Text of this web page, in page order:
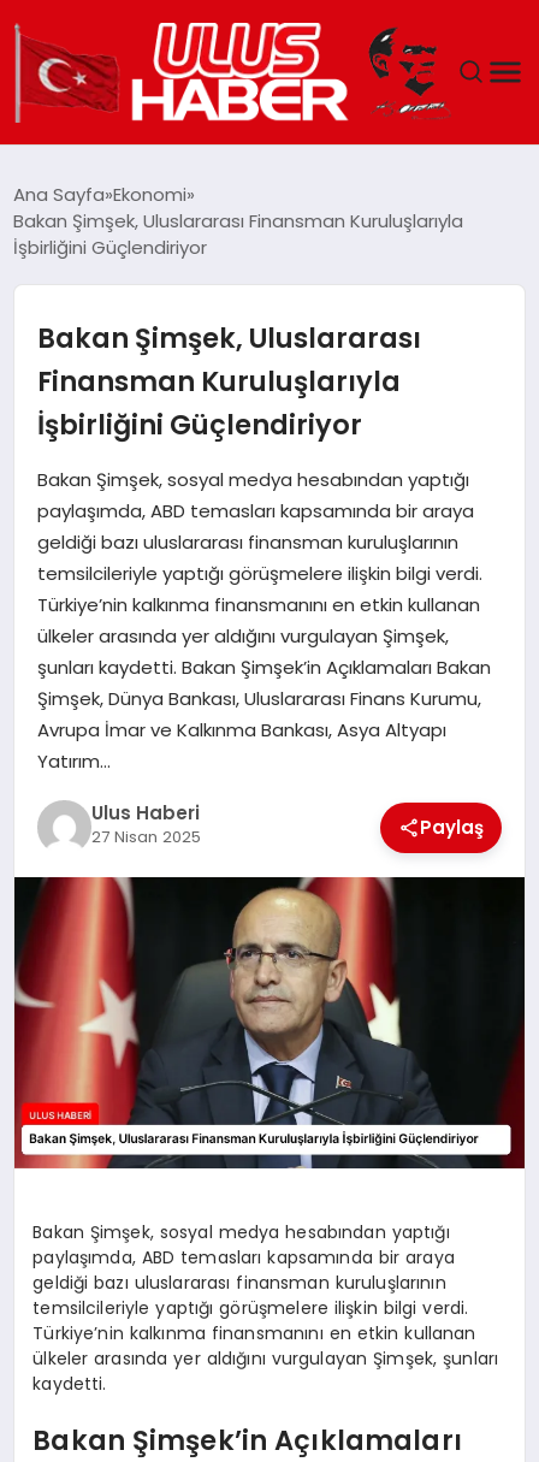
DÜNYA
TEKNOLOJI
EĞITIM
MAGAZIN
SPOR
YAŞAM
Ana Sayfa Ekonomi
Bakan Şimşek, Uluslararası Finansman Kuruluşlarıyla
İşbirliğini Güçlendiriyor
Bakan Şimşek, Uluslararası
Finansman Kuruluşlarıyla
İşbirliğini Güçlendiriyor
Bakan Şimşek, sosyal medya hesabından yaptığı
paylaşımda, ABD temasları kapsamında bir araya
geldiği bazı uluslararası finansman kuruluşlarının
temsilcileriyle yaptığı görüşmelere ilişkin bilgi verdi.
Türkiye’nin kalkınma finansmanını en etkin kullanan
ülkeler arasında yer aldığını vurgulayan Şimşek,
şunları kaydetti. Bakan Şimşek’in Açıklamaları Bakan
Şimşek, Dünya Bankası, Uluslararası Finans Kurumu,
Avrupa İmar ve Kalkınma Bankası, Asya Altyapı
Yatırım…
Ulus Haberi
27 Nisan 2025 Paylaş
Bakan Şimşek, sosyal medya hesabından yaptığı
paylaşımda, ABD temasları kapsamında bir araya
geldiği bazı uluslararası finansman kuruluşlarının
temsilcileriyle yaptığı görüşmelere ilişkin bilgi verdi.
Türkiye’nin kalkınma finansmanını en etkin kullanan
ülkeler arasında yer aldığını vurgulayan Şimşek, şunları
kaydetti.
Bakan Şimşek’in Açıklamaları